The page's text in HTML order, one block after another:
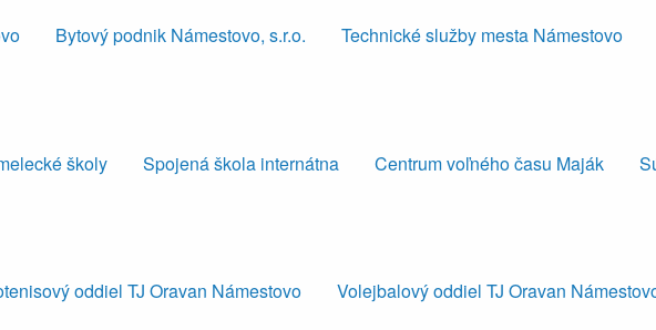
Bytový podnik Námestovo, s.r.o. Technické služby mesta Námestovo
školy Spojená škola internátna Centrum voľného času Maják
oddiel TJ Oravan Námestovo Volejbalový oddiel TJ Oravan